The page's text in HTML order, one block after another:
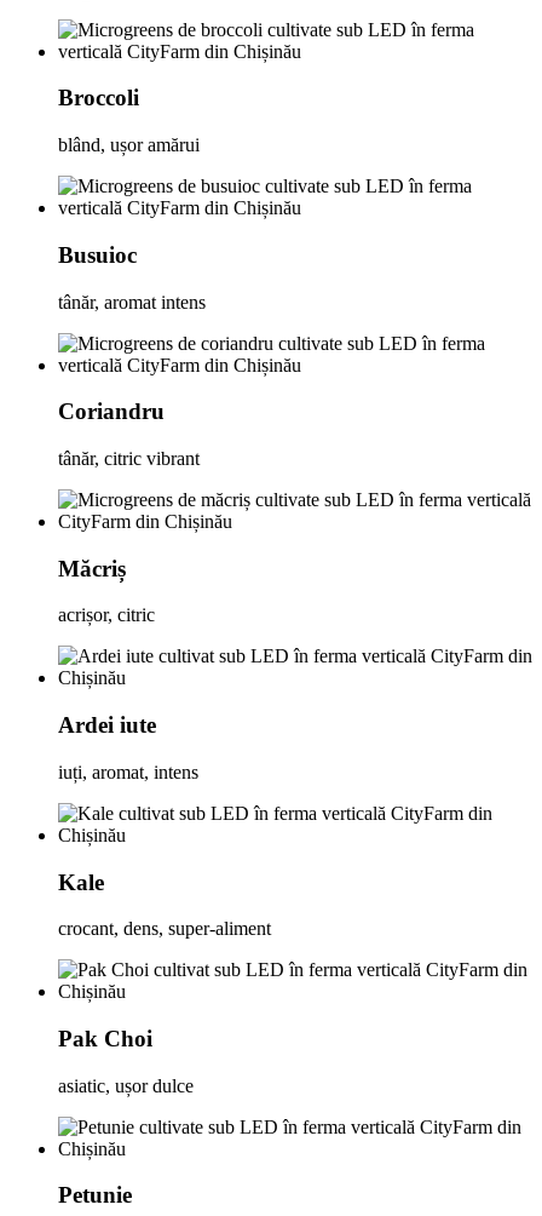
Broccoli
blând, ușor amărui
Busuioc
tânăr, aromat intens
Coriandru
tânăr, citric vibrant
Măcriș
acrișor, citric
Ardei iute
iuți, aromat, intens
Kale
crocant, dens, super-aliment
Pak Choi
asiatic, ușor dulce
Petunie